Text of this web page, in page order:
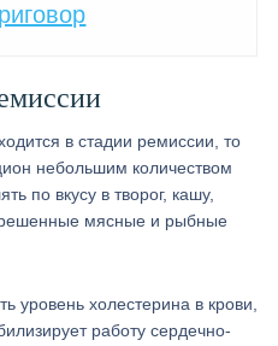
в стадии ремиссии, то
небольшим количеством
по вкусу в творог, кашу,
мясные и рыбные
уровень холестерина в крови,
работу сердечно-